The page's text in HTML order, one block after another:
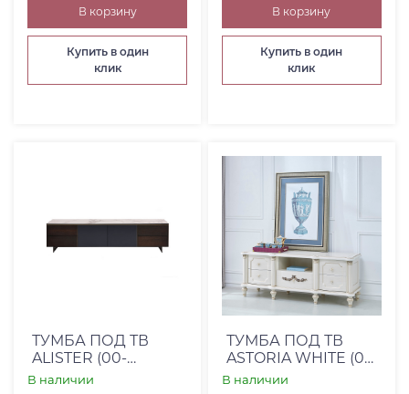
В корзину
Купить в один
клик
В корзину
Купить в один
клик
ТУМБА ПОД ТВ
ALISTER (00-
00001560)
В наличии
ТУМБА ПОД ТВ
ASTORIA WHITE (00-
00001599)
В наличии